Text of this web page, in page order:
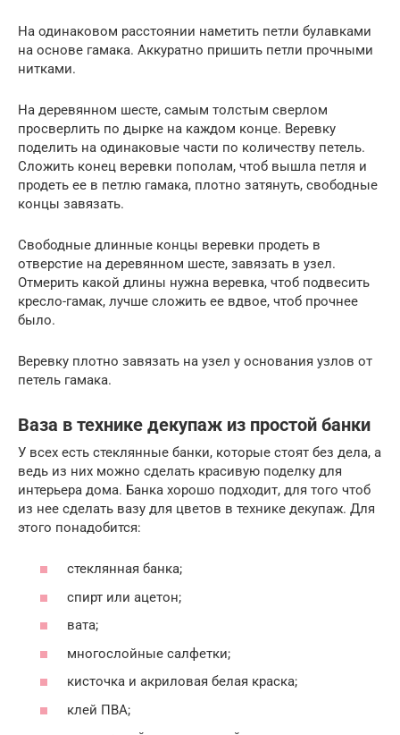
На одинаковом расстоянии наметить петли булавками
на основе гамака. Аккуратно пришить петли прочными
нитками.
На деревянном шесте, самым толстым сверлом
просверлить по дырке на каждом конце. Веревку
поделить на одинаковые части по количеству петель.
Сложить конец веревки пополам, чтоб вышла петля и
продеть ее в петлю гамака, плотно затянуть, свободные
концы завязать.
Свободные длинные концы веревки продеть в
отверстие на деревянном шесте, завязать в узел.
Отмерить какой длины нужна веревка, чтоб подвесить
кресло-гамак, лучше сложить ее вдвое, чтоб прочнее
было.
Веревку плотно завязать на узел у основания узлов от
петель гамака.
Ваза в технике декупаж из простой банки
У всех есть стеклянные банки, которые стоят без дела, а
ведь из них можно сделать красивую поделку для
интерьера дома. Банка хорошо подходит, для того чтоб
из нее сделать вазу для цветов в технике декупаж. Для
этого понадобится:
стеклянная банка;
спирт или ацетон;
вата;
многослойные салфетки;
кисточка и акриловая белая краска;
клей ПВА;